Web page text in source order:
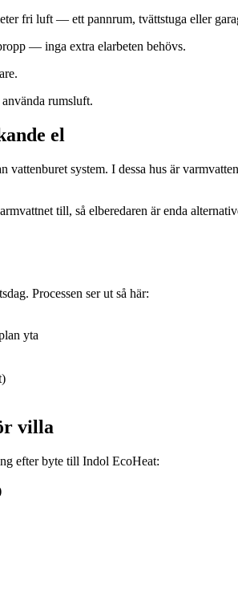
fri luft — ett pannrum, tvättstuga eller
— inga extra elarbeten behövs.
rumsluft.
el
system. I dessa hus är
till, så elberedaren är enda
Processen ser ut så här:
yta
villa
efter byte till Indol EcoHeat: